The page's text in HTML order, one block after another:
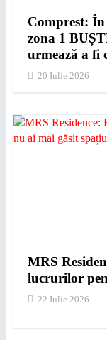
Comprest:
zona 1
urmează a fi
20 Iulie 2026
MRS
lucrurilor
22 Iulie 2026